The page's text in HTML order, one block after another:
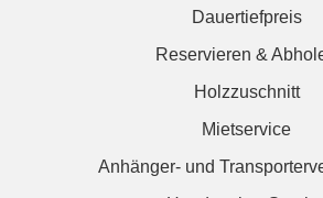
Dauertiefpreis
Reservieren &
Holzzuschnitt
Mietservice
Anhänger- und